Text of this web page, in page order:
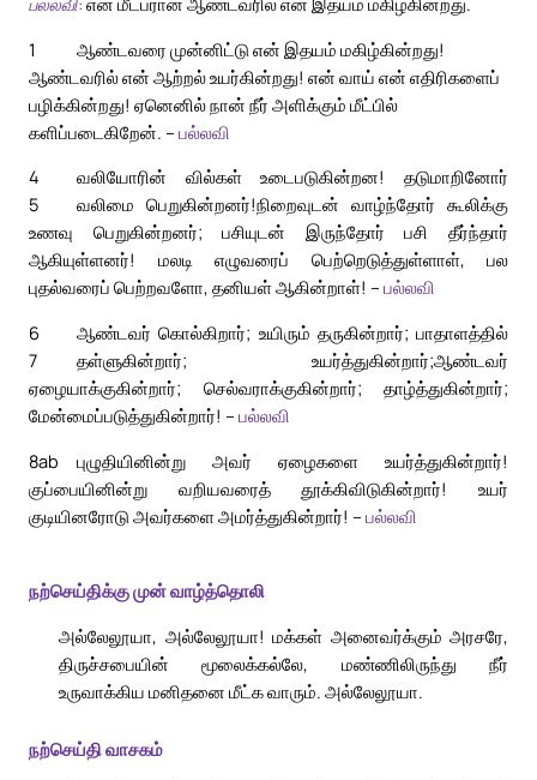
1
ஆண்டவரை முன்னிட்டு என் இதயம் மகிழ்கின்றது!
ஆண்டவரில் என் ஆற்றல் உயர்கின்றது! என் வாய் என் எதிரிகளைப்
பழிக்கின்றது! ஏனெனில் நான் நீர் அளிக்கும் மீட்பில்
களிப்படைகிறேன். – பல்லவி
4
வலியோரின் வில்கள் உடைபடுகின்றன! தடுமாறினோர்
வலிமை பெறுகின்றனர்!
5
நிறைவுடன் வாழ்ந்தோர் கூலிக்கு
உணவு பெறுகின்றனர்; பசியுடன் இருந்தோர் பசி தீர்ந்தார்
ஆகியுள்ளனர்! மலடி எழுவரைப் பெற்றெடுத்துள்ளாள், பல
புதல்வரைப் பெற்றவளோ, தனியள் ஆகின்றாள்! – பல்லவி
6
ஆண்டவர் கொல்கிறார்; உயிரும் தருகின்றார்; பாதாளத்தில்
தள்ளுகின்றார்; உயர்த்துகின்றார்;
7
ஆண்டவர்
ஏழையாக்குகின்றார்; செல்வராக்குகின்றார்; தாழ்த்துகின்றார்;
மேன்மைப்படுத்துகின்றார்! – பல்லவி
8ab
புழுதியினின்று அவர் ஏழைகளை உயர்த்துகின்றார்!
குப்பையினின்று வறியவரைத் தூக்கிவிடுகின்றார்! உயர்
குடியினரோடு அவர்களை அமர்த்துகின்றார்! – பல்லவி
நற்செய்திக்கு முன் வாழ்த்தொலி
அல்லேலூயா, அல்லேலூயா! மக்கள் அனைவர்க்கும் அரசரே,
திருச்சபையின் மூலைக்கல்லே, மண்ணிலிருந்து நீர்
உருவாக்கிய மனிதனை மீட்க வாரும். அல்லேலூயா.
நற்செய்தி வாசகம்